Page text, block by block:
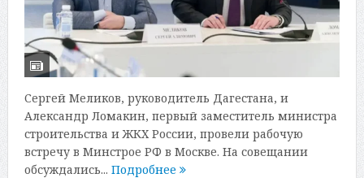
Сергей Меликов, руководитель Дагестана, и
Александр Ломакин, первый заместитель министра
строительства и ЖКХ России, провели рабочую
встречу в Минстрое РФ в Москве. На совещании
обсуждались... Подробнее